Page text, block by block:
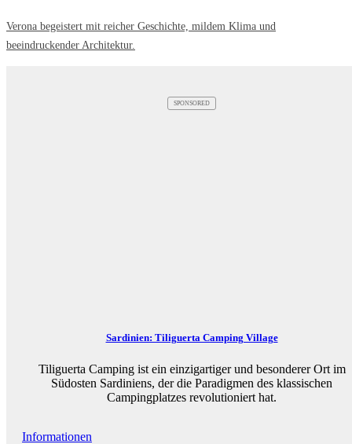
Verona begeistert mit reicher Geschichte, mildem Klima und
beeindruckender Architektur.
SPONSORED
Sardinien: Tiliguerta Camping Village
Tiliguerta Camping ist ein einzigartiger und besonderer Ort im
Südosten Sardiniens, der die Paradigmen des klassischen
Campingplatzes revolutioniert hat.
Informationen